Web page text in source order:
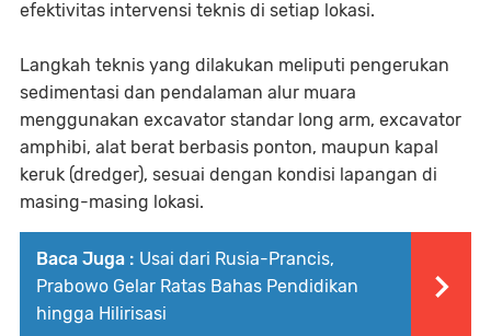
efektivitas intervensi teknis di setiap lokasi.
Langkah teknis yang dilakukan meliputi pengerukan
sedimentasi dan pendalaman alur muara
menggunakan excavator standar long arm, excavator
amphibi, alat berat berbasis ponton, maupun kapal
keruk (dredger), sesuai dengan kondisi lapangan di
masing-masing lokasi.
Baca Juga : Usai dari Rusia-Prancis,
Prabowo Gelar Ratas Bahas Pendidikan
hingga Hilirisasi